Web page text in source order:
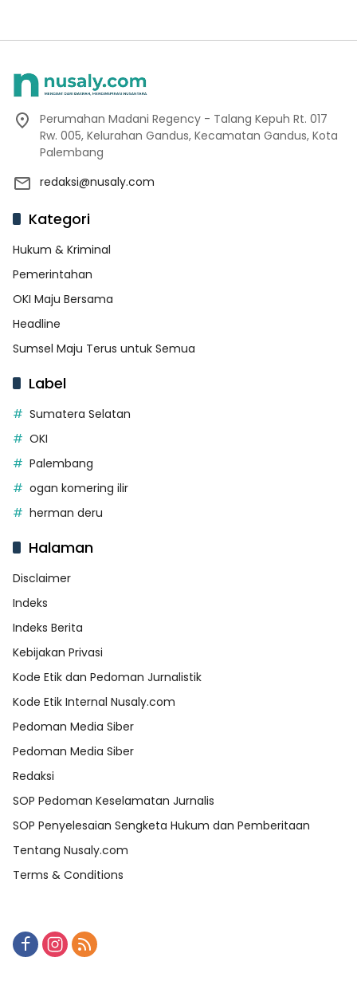
Perumahan Madani Regency - Talang Kepuh Rt. 017
Rw. 005, Kelurahan Gandus, Kecamatan Gandus, Kota
Palembang
redaksi@nusaly.com
Kategori
Hukum & Kriminal
Pemerintahan
OKI Maju Bersama
Headline
Sumsel Maju Terus untuk Semua
Label
Sumatera Selatan
OKI
Palembang
ogan komering ilir
herman deru
Halaman
Disclaimer
Indeks
Indeks Berita
Kebijakan Privasi
Kode Etik dan Pedoman Jurnalistik
Kode Etik Internal Nusaly.com
Pedoman Media Siber
Pedoman Media Siber
Redaksi
SOP Pedoman Keselamatan Jurnalis
SOP Penyelesaian Sengketa Hukum dan Pemberitaan
Tentang Nusaly.com
Terms & Conditions